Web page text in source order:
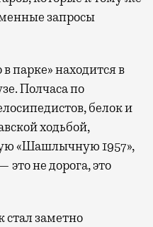
запросы
парке» находится в
Полчаса по
белок и
ходьбой,
«Шашлычную 1957»,
не дорога, это
стал заметно